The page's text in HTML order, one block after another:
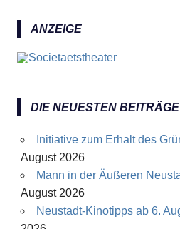
ANZEIGE
DIE NEUESTEN BEITRÄGE
Initiative zum Erhalt des
August 2026
Mann in der Äußeren
August 2026
Neustadt-Kinotipps ab 6.